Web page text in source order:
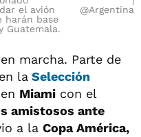
el avión
harán base
Guatemala.
@Argentina
marcha. Parte de
la Selección
Miami con el
amistosos ante
a la Copa América,